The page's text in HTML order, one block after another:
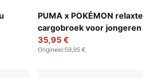
PUMA x POKÉMON relaxte
cargobroek voor jongeren
Alpine Snow
35,95 €
Origineel:59,95 €